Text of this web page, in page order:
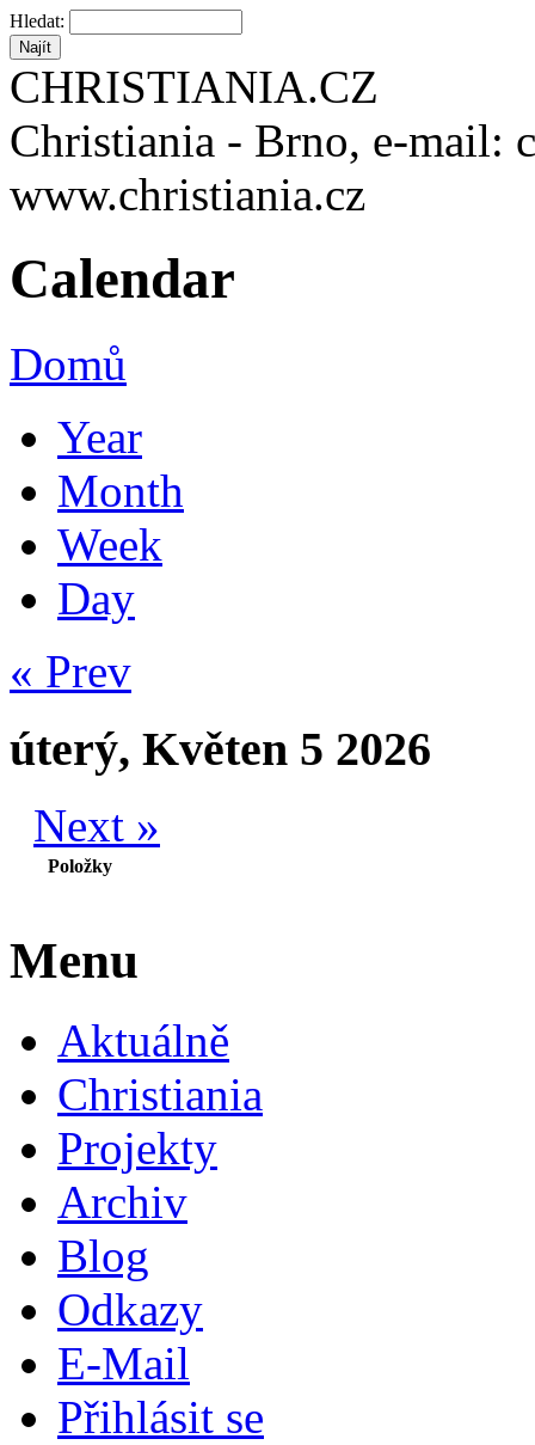
Hledat:
CHRISTIANIA.CZ
Christiania - Brno, e-mail:
www.christiania.cz
Calendar
Domů
Year
Month
Week
Day
« Prev
úterý, Květen 5 2026
Next »
Položky
Menu
Aktuálně
Christiania
Projekty
Archiv
Blog
Odkazy
E-Mail
Přihlásit se